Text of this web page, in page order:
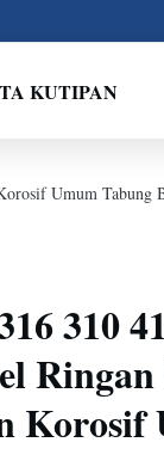
KUTIPAN
Umum Tabung
310
Korosif